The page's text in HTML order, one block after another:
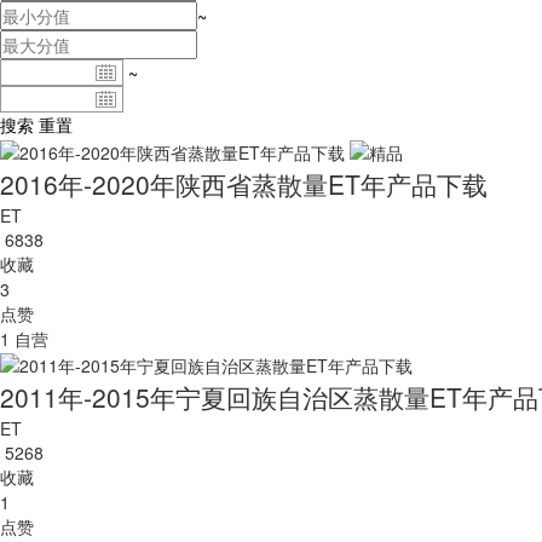
~
~
搜索 重置
2016年-2020年陕西省蒸散量ET年产品下载
ET
6838
收藏
3
点赞
1 自营
2011年-2015年宁夏回族自治区蒸散量ET年产
ET
5268
收藏
1
点赞